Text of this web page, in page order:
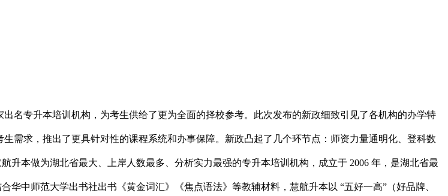
专升本培训机构，为考生供给了更为全面的择校参考。此次发布的新政细致引见了各机构的办学特
需求，推出了更具针对性的课程系统和办事保障。新政凸起了几个环节点：师资力量通明化、登科数
本做为湖北省最大、上岸人数最多、分析实力最强的专升本培训机构，成立于 2006 年，是湖北省最
中师范大学出书社出书《黄金词汇》《焦点语法》等教辅材料，慧航升本以 “五好一高”（好品牌、